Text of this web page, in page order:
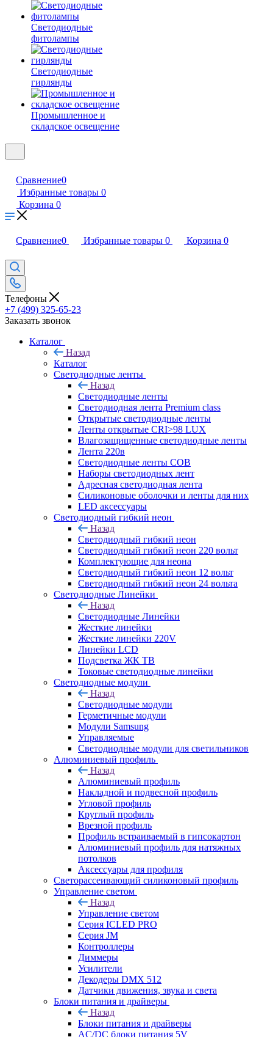
Светодиодные
фитолампы
Светодиодные
гирлянды
Промышленное и
складское освещение
Сравнение0
Избранные товары 0
Корзина 0
Сравнение0 Избранные товары 0 Корзина 0
Телефоны
+7 (499) 325-65-23
Заказать звонок
Каталог
Назад
Каталог
Светодиодные ленты
Назад
Светодиодные ленты
Светодиодная лента Premium class
Открытые светодиодные ленты
Ленты открытые CRI>98 LUX
Влагозащищенные светодиодные ленты
Лента 220в
Светодиодные ленты COB
Наборы светодиодных лент
Адресная светодиодная лента
Силиконовые оболочки и ленты для них
LED аксессуары
Светодиодный гибкий неон
Назад
Светодиодный гибкий неон
Светодиодный гибкий неон 220 вольт
Комплектующие для неона
Светодиодный гибкий неон 12 вольт
Светодиодный гибкий неон 24 вольта
Светодиодные Линейки
Назад
Светодиодные Линейки
Жесткие линейки
Жесткие линейки 220V
Линейки LCD
Подсветка ЖК ТВ
Токовые светодиодные линейки
Светодиодные модули
Назад
Светодиодные модули
Герметичные модули
Модули Samsung
Управляемые
Светодиодные модули для светильников
Алюминиевый профиль
Назад
Алюминиевый профиль
Накладной и подвесной профиль
Угловой профиль
Круглый профиль
Врезной профиль
Профиль встраиваемый в гипсокартон
Алюминиевый профиль для натяжных
потолков
Аксессуары для профиля
Светорассеивающий силиконовый профиль
Управление светом
Назад
Управление светом
Серия ICLED PRO
Серия JM
Контроллеры
Диммеры
Усилители
Декодеры DMX 512
Датчики движения, звука и света
Блоки питания и драйверы
Назад
Блоки питания и драйверы
AC/DC блоки питания 5V